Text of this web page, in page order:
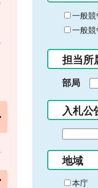
一般競
一般競
担当所
部局
入札公
の
始
ま
地域
本庁